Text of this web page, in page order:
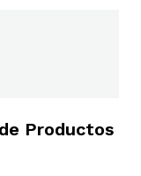
Productos